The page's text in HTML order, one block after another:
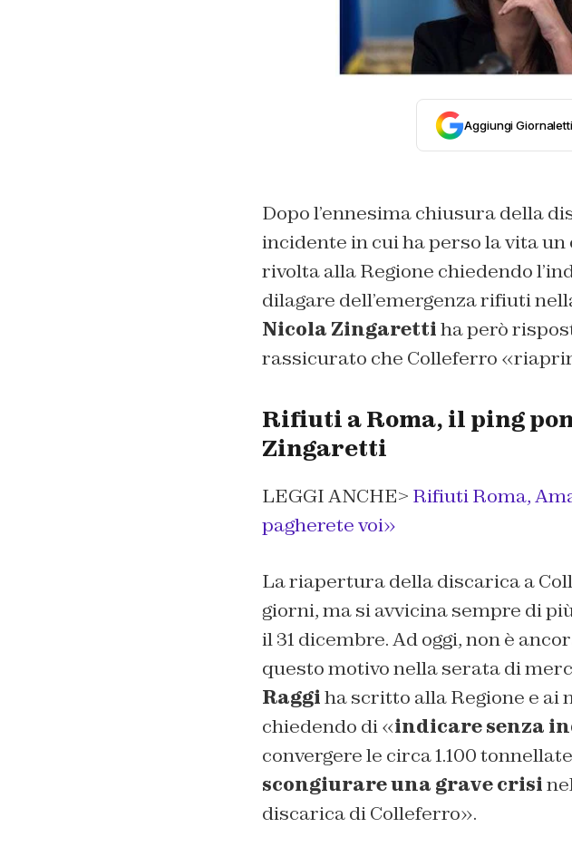
Aggiungi
Dopo l’ennesima chiusura della
incidente in cui ha perso la vita
rivolta alla Regione chiedendo
dilagare dell’emergenza rifiuti
Nicola Zingarettiha però
rassicurato che Colleferro
Rifiuti a Roma, il ping
Zingaretti
LEGGI ANCHE> Rifiuti Roma,
pagherete voi»
La riapertura della discarica a
giorni, ma si avvicina sempre di
il 31 dicembre. Ad oggi, non è
questo motivo nella serata di
Raggiha scritto alla Regione e ai
chiedendo di «indicare senza
convergere le circa 1.100
scongiurare una grave crisi
discarica di Colleferro».